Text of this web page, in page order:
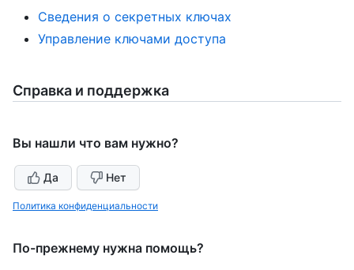
Сведения о секретных ключах
Управление ключами доступа
Справка и поддержка
Вы нашли что вам нужно?
Да Нет
Политика конфиденциальности
По-прежнему нужна помощь?